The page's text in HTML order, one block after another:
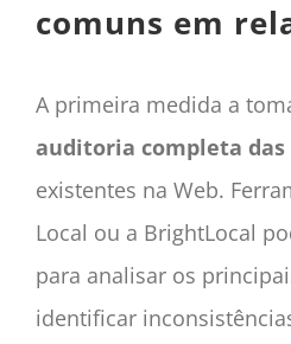
comuns em
A primeira medida a
auditoria completa das
existentes na Web.
Local ou a BrightLocal
para analisar os
identificar